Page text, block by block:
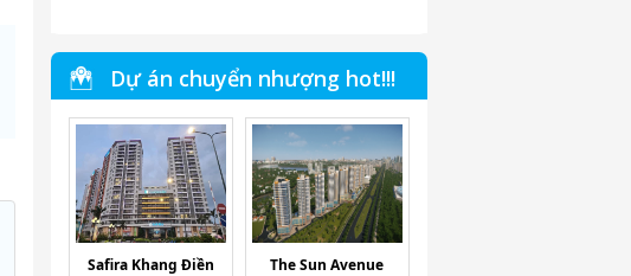
Dự án chuyển nhượng hot!!!
Safira Khang Điền The Sun Avenue